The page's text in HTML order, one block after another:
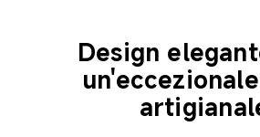
Design